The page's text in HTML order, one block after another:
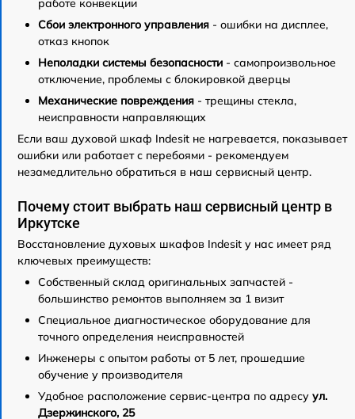
работе конвекции
Сбои электронного управления - ошибки на дисплее,
отказ кнопок
Неполадки системы безопасности - самопроизвольное
отключение, проблемы с блокировкой дверцы
Механические повреждения - трещины стекла,
неисправности направляющих
Если ваш духовой шкаф Indesit не нагревается, показывает
ошибки или работает с перебоями - рекомендуем
незамедлительно обратиться в наш сервисный центр.
Почему стоит выбрать наш сервисный центр в
Иркутске
Восстановление духовых шкафов Indesit у нас имеет ряд
ключевых преимуществ:
Собственный склад оригинальных запчастей -
большинство ремонтов выполняем за 1 визит
Специальное диагностическое оборудование для
точного определения неисправностей
Инженеры с опытом работы от 5 лет, прошедшие
обучение у производителя
Удобное расположение сервис-центра по адресу ул.
Дзержинского, 25